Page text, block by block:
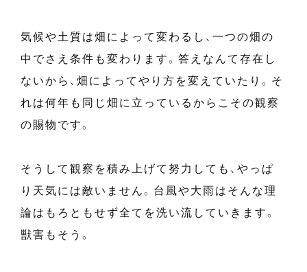
気候や土質は畑によって変わるし、一つの畑の
中でさえ条件も変わります。答えなんて存在し
ないから、畑によってやり方を変えていたり。そ
れは何年も同じ畑に立っているからこその観察
の賜物です。
そうして観察を積み上げて努力しても、やっぱ
り天気には敵いません。台風や大雨はそんな理
論はもろともせず全てを洗い流していきます。
獣害もそう。